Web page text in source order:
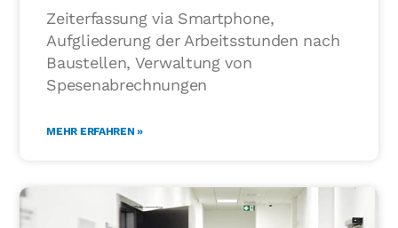
Zeiterfassung via Smartphone,
Aufgliederung der Arbeitsstunden nach
Baustellen, Verwaltung von
Spesenabrechnungen
MEHR ERFAHREN »